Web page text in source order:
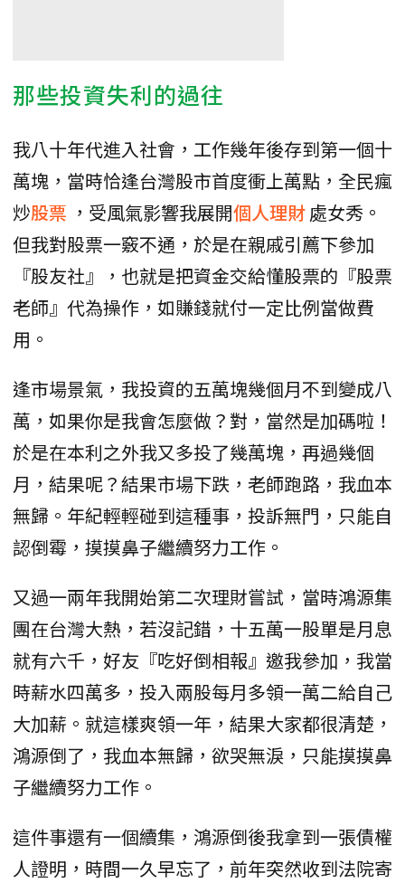
那些投資失利的過往
我八十年代進入社會，工作幾年後存到第一個十
萬塊，當時恰逢台灣股市首度衝上萬點，全民瘋
炒股票 ，受風氣影響我展開個人理財處女秀。
但我對股票一竅不通，於是在親戚引薦下參加
『股友社』，也就是把資金交給懂股票的『股票
老師』代為操作，如賺錢就付一定比例當做費
用。
逢市場景氣，我投資的五萬塊幾個月不到變成八
萬，如果你是我會怎麼做？對，當然是加碼啦！
於是在本利之外我又多投了幾萬塊，再過幾個
月，結果呢？結果市場下跌，老師跑路，我血本
無歸。年紀輕輕碰到這種事，投訴無門，只能自
認倒霉，摸摸鼻子繼續努力工作。
又過一兩年我開始第二次理財嘗試，當時鴻源集
團在台灣大熱，若沒記錯，十五萬一股單是月息
就有六千，好友『吃好倒相報』邀我參加，我當
時薪水四萬多，投入兩股每月多領一萬二給自己
大加薪。就這樣爽領一年，結果大家都很清楚，
鴻源倒了，我血本無歸，欲哭無淚，只能摸摸鼻
子繼續努力工作。
這件事還有一個續集，鴻源倒後我拿到一張債權
人證明，時間一久早忘了，前年突然收到法院寄